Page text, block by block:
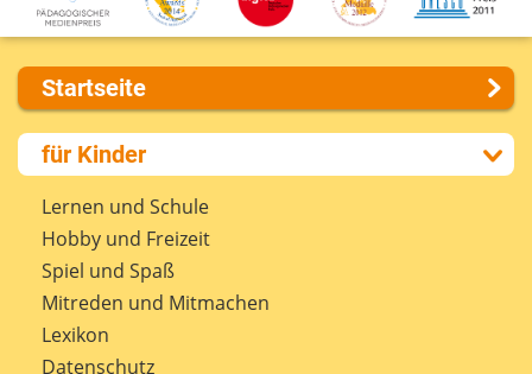
Startseite
Über uns
Presse
Kontakt
Impressum
Internet-ABC Sitemap
Barrierefreiheit
Länderprojekte
für Kinder
Lernen und Schule
Hobby und Freizeit
Spiel und Spaß
Mitreden und Mitmachen
Lexikon
Datenschutz